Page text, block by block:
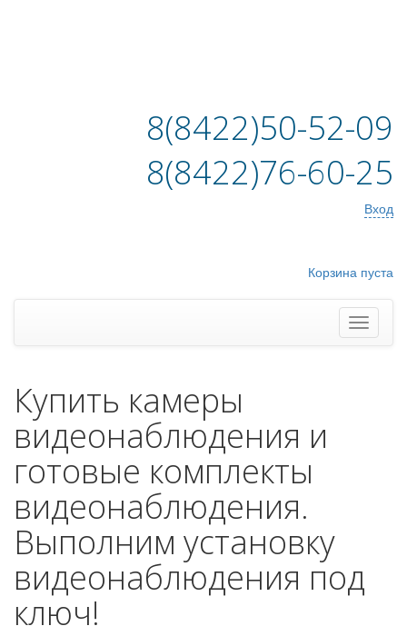
8(8422)50-52-09
8(8422)76-60-25
Вход
Корзина пуста
Купить камеры
видеонаблюдения и
готовые комплекты
видеонаблюдения.
Выполним установку
видеонаблюдения под
ключ!